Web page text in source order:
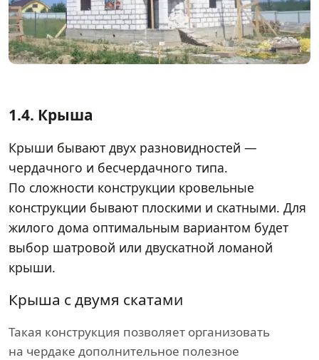
1.4. Крыша
Крыши бывают двух разновидностей —
чердачного и бесчердачного типа.
По сложности конструкции кровельные
конструкции бывают плоскими и скатными. Для
жилого дома оптимальным вариантом будет
выбор шатровой или двускатной ломаной
крыши.
Крыша с двумя скатами
Такая конструкция позволяет организовать
на чердаке дополнительное полезное